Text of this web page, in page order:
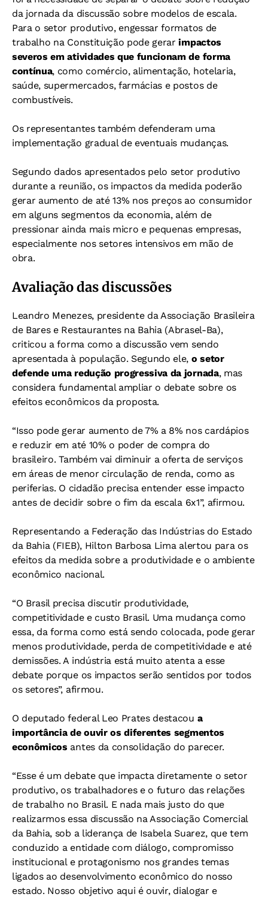
da jornada da discussão sobre modelos de escala.
Para o setor produtivo, engessar formatos de
trabalho na Constituição pode gerarimpactos
severos em atividades que funcionam de forma
contínua, como comércio, alimentação, hotelaria,
saúde, supermercados, farmácias e postos de
combustíveis.
Os representantes também defenderam uma
implementação gradual de eventuais mudanças.
Segundo dados apresentados pelo setor produtivo
durante a reunião, os impactos da medida poderão
gerar aumento de até 13% nos preços ao consumidor
em alguns segmentos da economia, além de
pressionar ainda mais micro e pequenas empresas,
especialmente nos setores intensivos em mão de
obra.
Avaliação das discussões
Leandro Menezes, presidente da Associação Brasileira
de Bares e Restaurantes na Bahia (Abrasel-Ba),
criticou a forma como a discussão vem sendo
apresentada à população. Segundo ele, o setor
defende uma redução progressiva da jornada, mas
considera fundamental ampliar o debate sobre os
efeitos econômicos da proposta.
“Isso pode gerar aumento de 7% a 8% nos cardápios
e reduzir em até 10% o poder de compra do
brasileiro. Também vai diminuir a oferta de serviços
em áreas de menor circulação de renda, como as
periferias. O cidadão precisa entender esse impacto
antes de decidir sobre o fim da escala 6x1”, afirmou.
Representando a Federação das Indústrias do Estado
da Bahia (FIEB), Hilton Barbosa Lima alertou para os
efeitos da medida sobre a produtividade e o ambiente
econômico nacional.
“O Brasil precisa discutir produtividade,
competitividade e custo Brasil. Uma mudança como
essa, da forma como está sendo colocada, pode gerar
menos produtividade, perda de competitividade e até
demissões. A indústria está muito atenta a esse
debate porque os impactos serão sentidos por todos
os setores”, afirmou.
O deputado federal Leo Prates destacou a
importância de ouvir os diferentes segmentos
econômicos antes da consolidação do parecer.
“Esse é um debate que impacta diretamente o setor
produtivo, os trabalhadores e o futuro das relações
de trabalho no Brasil. E nada mais justo do que
realizarmos essa discussão na Associação Comercial
da Bahia, sob a liderança de Isabela Suarez, que tem
conduzido a entidade com diálogo, compromisso
institucional e protagonismo nos grandes temas
ligados ao desenvolvimento econômico do nosso
estado. Nosso objetivo aqui é ouvir, dialogar e